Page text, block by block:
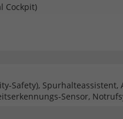
Cockpit)
Safety),
Sensor,